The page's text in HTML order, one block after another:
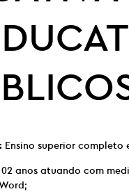
Ensino superior completo
02 anos atuando com